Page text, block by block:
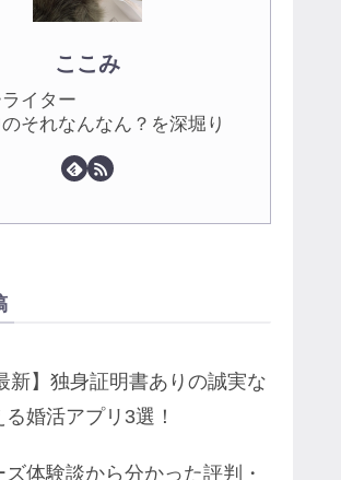
ここみ
イター
それなんなん？を深堀り
新】独身証明書ありの誠実な
婚活アプリ3選！
体験談から分かった評判・